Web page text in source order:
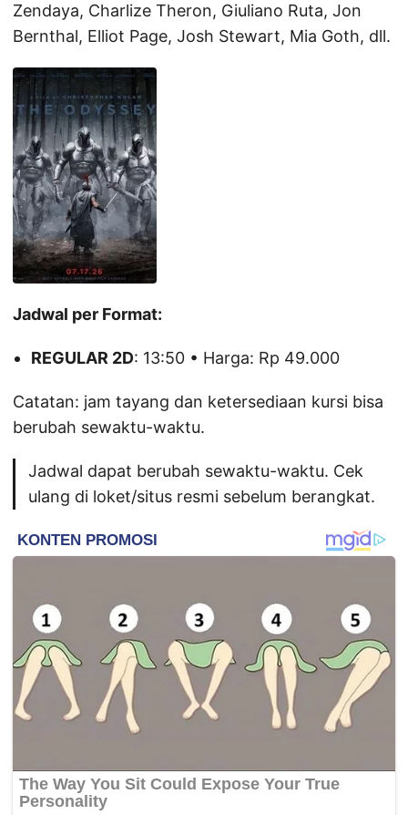
Zendaya, Charlize Theron, Giuliano Ruta, Jon
Bernthal, Elliot Page, Josh Stewart, Mia Goth, dll.
Jadwal per Format:
REGULAR 2D: 13:50 • Harga: Rp 49.000
Catatan: jam tayang dan ketersediaan kursi bisa
berubah sewaktu-waktu.
Jadwal dapat berubah sewaktu-waktu. Cek
ulang di loket/situs resmi sebelum berangkat.